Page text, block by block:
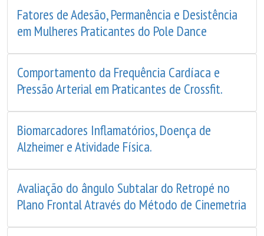
Fatores de Adesão, Permanência e Desistência
em Mulheres Praticantes do Pole Dance
Comportamento da Frequência Cardíaca e
Pressão Arterial em Praticantes de Crossfit.
Biomarcadores Inflamatórios, Doença de
Alzheimer e Atividade Física.
Avaliação do ângulo Subtalar do Retropé no
Plano Frontal Através do Método de Cinemetria